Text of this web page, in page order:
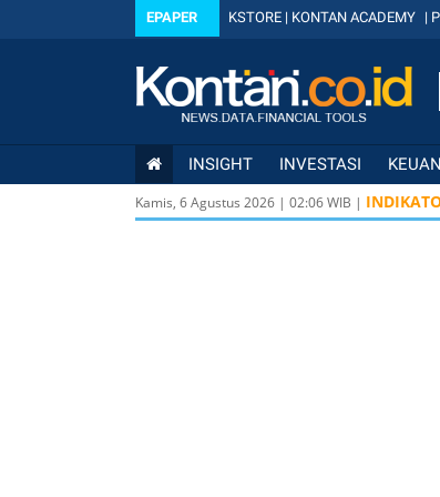
EPAPER KSTORE | KONTAN ACADEMY |
INSIGHT INVESTASI
Kamis, 6 Agustus 2026 | 02:06WIB |